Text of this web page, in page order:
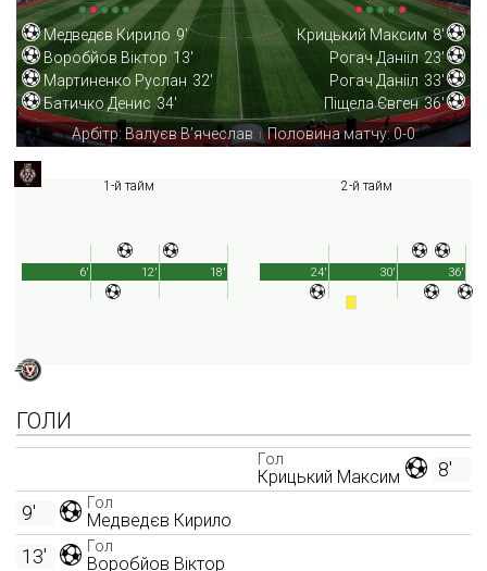
Медведєв Кирило 9'
Воробйов Віктор 13'
Мартиненко Руслан 32'
Батичко Денис 34'
Крицький Максим 8'
Рогач Данііл 23'
Рогач Данііл 33'
Піщела Євген 36'
Арбітр: Валуєв В’ячеслав
| Половина матчу: 0-0
1-й тайм
18'
6' 12'
2-й тайм
36'
24' 30'
ГОЛИ
8'
Гол
Крицький Максим
Гол
Медведєв Кирило
9'
Гол
Воробйов Віктор
13'